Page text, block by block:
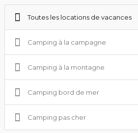
Toutes les locations de vacances
Camping à la campagne
Camping à la montagne
Camping bord de mer
Camping pas cher